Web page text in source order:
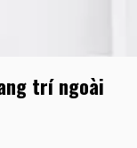
trí ngoài